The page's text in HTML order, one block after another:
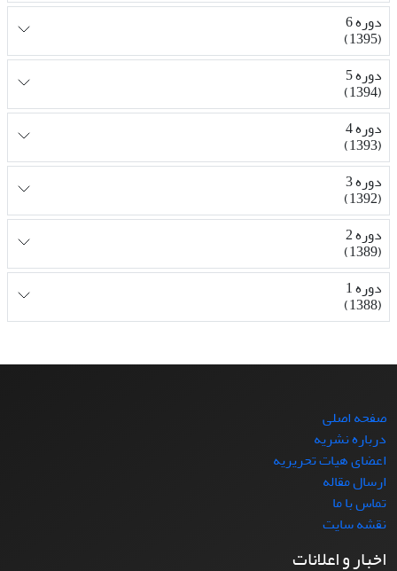
دوره 6
(1395)
دوره 5
(1394)
دوره 4
(1393)
دوره 3
(1392)
دوره 2
(1389)
دوره 1
(1388)
صفحه اصلی
درباره نشریه
اعضای هیات تحریریه
ارسال مقاله
تماس با ما
نقشه سایت
اخبار و اعلانات